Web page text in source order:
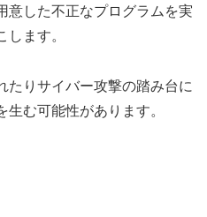
意した不正なプログラムを実
ます。
たりサイバー攻撃の踏み台に
む可能性があります。